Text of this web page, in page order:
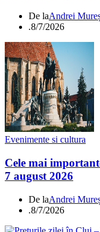
De laAndrei
.8/7/2026
Evenimente si cultura
Cele mai
7 august 2026
De laAndrei
.8/7/2026